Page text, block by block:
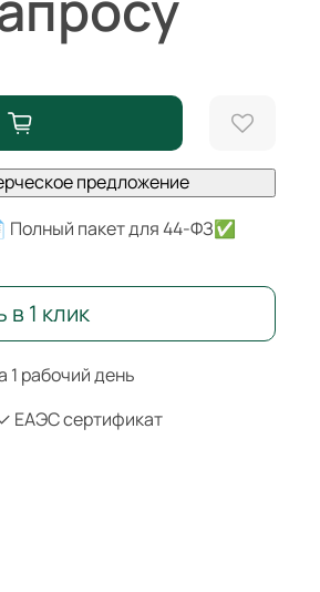
1 рабочий день
ЕАЭС сертификат
предложение
Полный пакет для 44-ФЗ✅
в 1 клик